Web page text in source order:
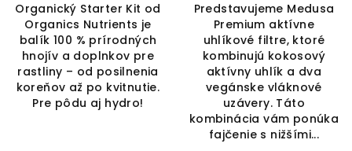
Organický Starter Kit od
Organics Nutrients je
balík 100 % prírodných
hnojív a doplnkov pre
rastliny – od posilnenia
koreňov až po kvitnutie.
Pre pôdu aj hydro!
Predstavujeme Medusa
Premium aktívne
uhlíkové filtre, ktoré
kombinujú kokosový
aktívny uhlík a dva
vegánske vláknové
uzávery. Táto
kombinácia vám ponúka
fajčenie s nižšími...